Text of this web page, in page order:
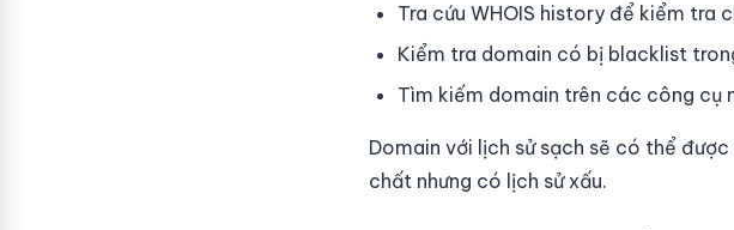
Tra cứu WHOIS history để kiểm tra
Kiểm tra domain có bị blacklist
Tìm kiếm domain trên các công cụ
Domain với lịch sử sạch sẽ có thể
chất nhưng có lịch sử xấu.